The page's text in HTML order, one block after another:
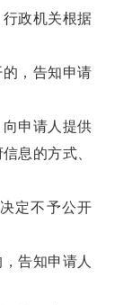
政机关根据
的，告知申请
向申请人提供
息的方式、
定不予公开
告知申请人